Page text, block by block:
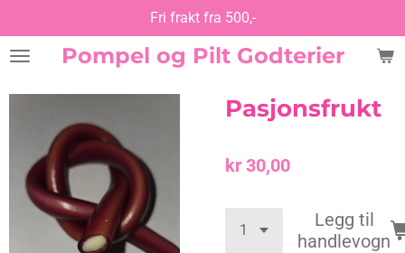
til
hovedinnholdPompel og Pilt Godterier
Fri frakt fra 500,-
Pasjonsfrukt
kr 30,00
Legg til
handlevogn